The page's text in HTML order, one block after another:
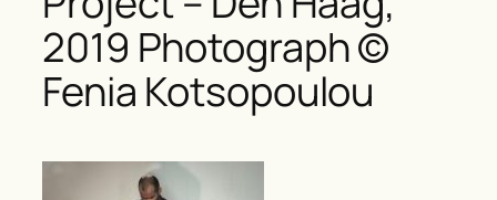
2019 Photograph ©
Fenia Kotsopoulou